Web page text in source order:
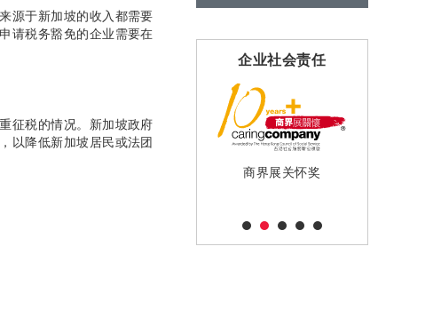
源于新加坡的收入都需要
请税务豁免的企业需要在
征税的情况。新加坡政府
以降低新加坡居民或法团
企业社会责任
商界展关怀奖